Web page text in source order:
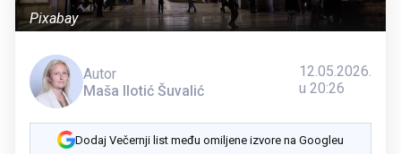
Pixabay
Autor
Maša Ilotić Šuvalić
12.05.2026.
u 20:26
Dodaj Večernji list među omiljene izvore na Googleu